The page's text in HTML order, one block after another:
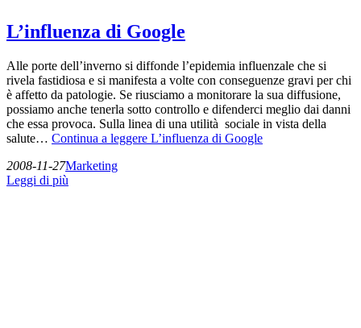
L’influenza di Google
Alle porte dell’inverno si diffonde l’epidemia influenzale che si
rivela fastidiosa e si manifesta a volte con conseguenze gravi per chi
è affetto da patologie. Se riusciamo a monitorare la sua diffusione,
possiamo anche tenerla sotto controllo e difenderci meglio dai danni
che essa provoca. Sulla linea di una utilità sociale in vista della
salute… Continua a leggere L’influenza di Google
2008-11-27Marketing
Leggi di più